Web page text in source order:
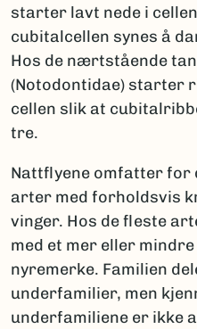
starter lavt nede i
cubitalcellen synes å
Hos de nærtstående
(Notodontidae) starter
cellen slik at
tre.
Nattflyene omfatter for
arter med forholdsvis
vinger. Hos de fleste
med et mer eller
nyremerke. Familien
underfamilier, men
underfamiliene er ikke